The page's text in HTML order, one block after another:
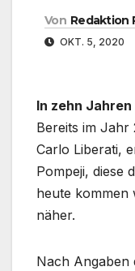
Von Redaktion
OKT. 5, 2020
In zehn
Bereits im Jahr
Carlo Liberati,
Pompeji, diese
heute kommen
näher.
Nach Angaben